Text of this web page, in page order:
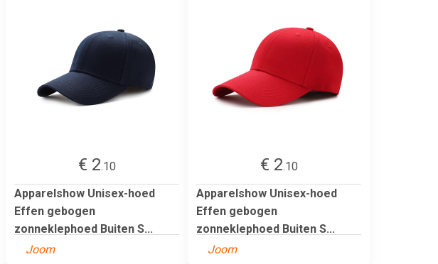
€ 2.10
Apparelshow Unisex-hoed
Effen gebogen
zonneklephoed Buiten S...
Joom
€ 2.10
Apparelshow Unisex-hoed
Effen gebogen
zonneklephoed Buiten S...
Joom